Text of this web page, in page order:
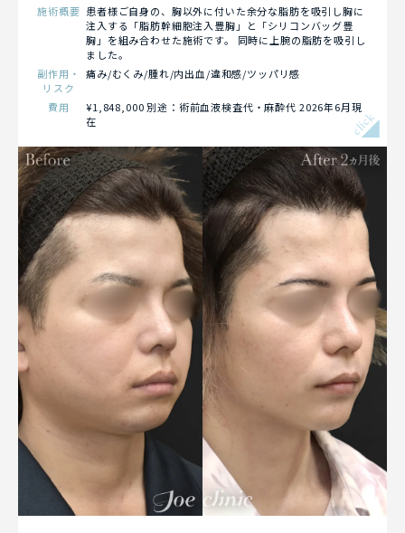
施術概要 患者様ご自身の、胸以外に付いた余分な脂肪を吸引し胸に
注入する「脂肪幹細胞注入豊胸」と「シリコンバッグ豊
胸」を組み合わせた施術です。 同時に上腕の脂肪を吸引し
ました。
副作用・
リスク
痛み/むくみ/腫れ/内出血/違和感/ツッパリ感
費用
¥1,848,000 別途：術前血液検査代・麻酔代 2026年6月現
在
click